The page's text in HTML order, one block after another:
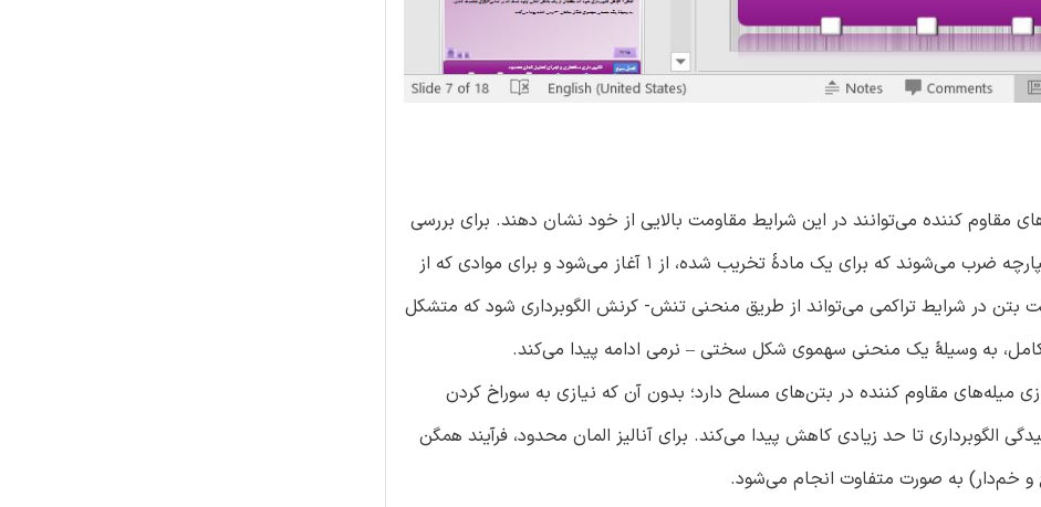
کننده می‌توانند در این شرایط مقاومت بالایی از خود نشان دهند. برای بررسی
مقاومت بتن، تانسورهای سختی مؤلفه‌ها در متغیرهای یکپارچه ضرب می‌شوند که برای یک مادۀ تخریب شده، از 1 آغاز می‌شود و برای موادی که از
در شرایط تراکمی می‌تواند از طریق منحنی تنش- کرنش الگوبرداری شود که متشکل
به وسیلۀ یک منحنی سهموی شکل سختی – نرمی ادامه پیدا می‌کند.
مقاوم کننده در بتن‌های مسلح دارد؛ بدون آن که نیازی به سوراخ کردن
الگوبرداری تا حد زیادی کاهش پیدا می‌کند. برای آنالیز المان محدود، فرآیند همگن
خم‌دار) به صورت متفاوت انجام می‌شود.